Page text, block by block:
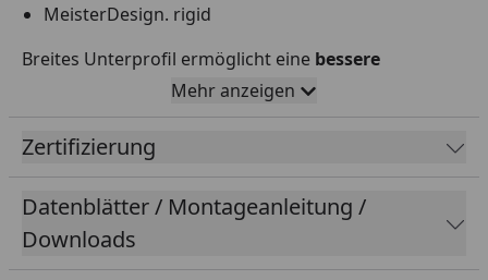
MeisterDesign. rigid
Breites Unterprofil ermöglicht eine bessere
am Untergrund. Zur Anpassung an
angrenzende niedrigere Flächen oder Bodenbeläge
(z.B. Teppich, Linoleum ...). Höhenunterschiede
2,5 bis 7 mmsind überbrückbar.
Oberfläche
Mehr anzeigen
Zertifizierung
Datenblätter / Montageanleitung /
Downloads